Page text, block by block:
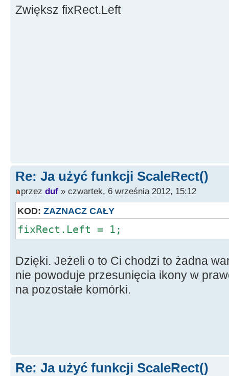
Zwiększ fixRect.Left
Re: Ja użyć funkcji ScaleRect()
przez duf » czwartek, 6 września 2012, 15:12
KOD: ZAZNACZ CAŁY
fixRect.Left = 1;
Dzięki. Jeżeli o to Ci chodzi to żadna
nie powoduje przesunięcia ikony w
na pozostałe komórki.
Re: Ja użyć funkcji ScaleRect()